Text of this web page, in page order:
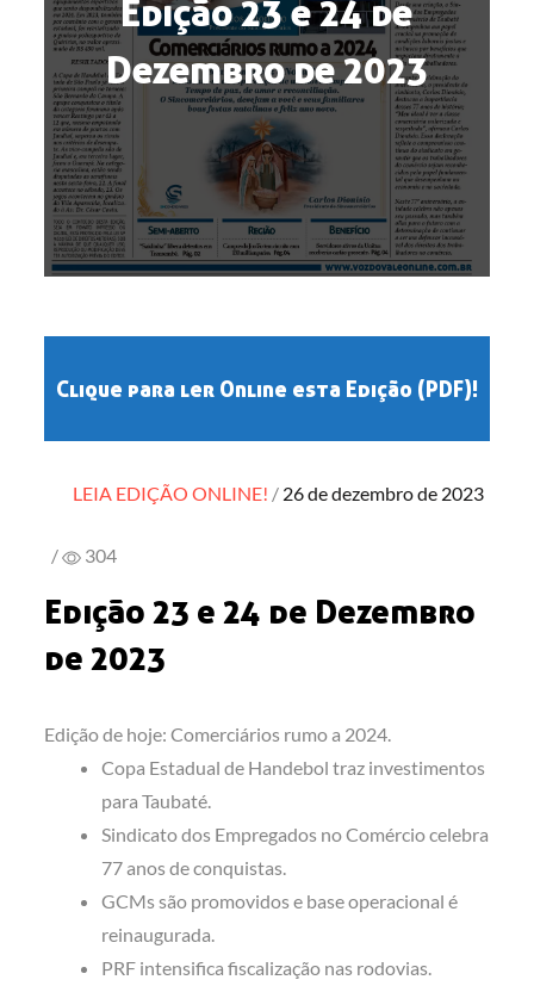
Edição 23 e 24 de
Dezembro de 2023
Clique para ler Online esta Edição (PDF)!
LEIA EDIÇÃO ONLINE! Posted
26 de dezembro de 2023
/ 304
Edição 23 e 24 de Dezembro
de 2023
Edição de hoje: Comerciários rumo a 2024.
Copa Estadual de Handebol traz investimentos
para Taubaté.
Sindicato dos Empregados no Comércio celebra
77 anos de conquistas.
GCMs são promovidos e base operacional é
reinaugurada.
PRF intensifica fiscalização nas rodovias.